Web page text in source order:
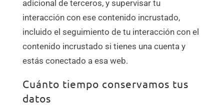
adicional de terceros, y supervisar tu
interacción con ese contenido incrustado,
incluido el seguimiento de tu interacción con el
contenido incrustado si tienes una cuenta y
estás conectado a esa web.
Cuánto tiempo conservamos tus
datos